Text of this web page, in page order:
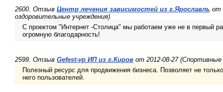
2600. Отзыв Центр лечения зависимостей из г.Ярославль от
оздоровительные учреждения)
С проектом "Интернет -Столица" мы работаем уже не в первый
огромную благодарность!
2599. Отзыв Gefest-vp ИП из г.Киров от 2012-08-27
Полезный ресурс для продвижения бизнеса. Позволяет не
него пользователей.